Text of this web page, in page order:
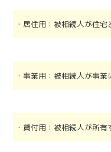
・居住用：被相続人が住
・事業用：被相続人が事
・貸付用：被相続人が所